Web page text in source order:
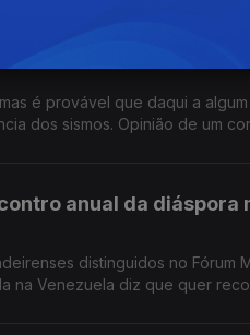
Venezuela segue
é provável que daqui a
dos sismos. Opinião de um
anual da diáspora
distinguidos no Fórum
na Venezuela diz que quer